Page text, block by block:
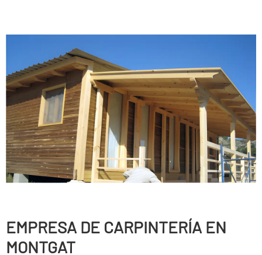
EMPRESA DE CARPINTERÍ­A EN
MONTGAT